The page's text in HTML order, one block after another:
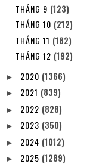
THÁNG 9 (123)
THÁNG 10 (212)
THÁNG 11 (182)
THÁNG 12 (192)
► 2020 (1366)
► 2021 (839)
► 2022 (828)
► 2023 (350)
► 2024 (1012)
► 2025 (1289)